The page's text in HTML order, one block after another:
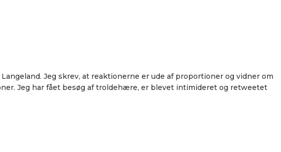
Jeg skrev, at reaktionerne er ude af proportioner og vidner om
Jeg har fået besøg af troldehære, er blevet intimideret og retweetet